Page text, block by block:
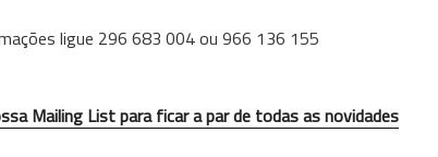
ligue 296 683 004 ou 966 136 155
Mailing List para ficar a par de todas as novidades